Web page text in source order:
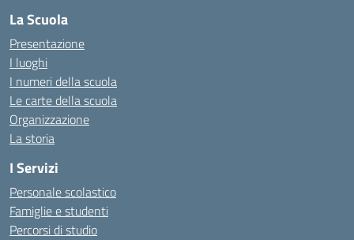
La Scuola
Presentazione
I luoghi
I numeri della scuola
Le carte della scuola
Organizzazione
La storia
I Servizi
Personale scolastico
Famiglie e studenti
Percorsi di studio